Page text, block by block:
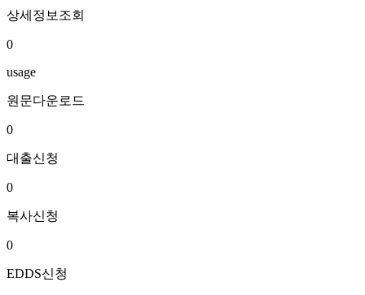
상세정보조회
0
usage
원문다운로드
0
대출신청
0
복사신청
0
EDDS신청